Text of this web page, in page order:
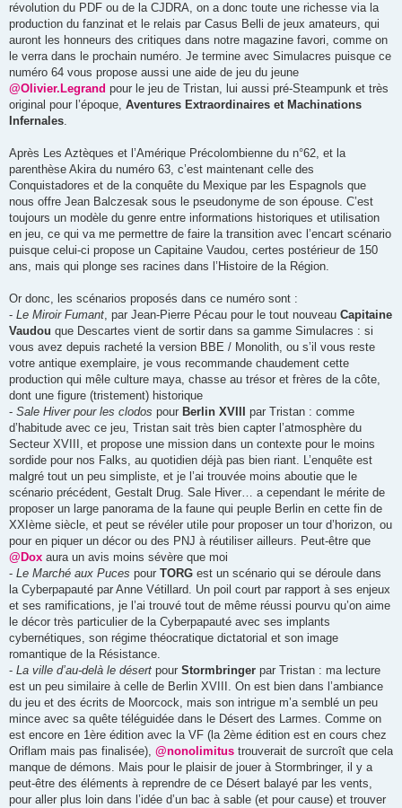
révolution du PDF ou de la CJDRA, on a donc toute une richesse via la
production du fanzinat et le relais par Casus Belli de jeux amateurs, qui
auront les honneurs des critiques dans notre magazine favori, comme on
le verra dans le prochain numéro. Je termine avec Simulacres puisque ce
numéro 64 vous propose aussi une aide de jeu du jeune
@Olivier.Legrand pour le jeu de Tristan, lui aussi pré-Steampunk et très
original pour l’époque, Aventures Extraordinaires et Machinations
Infernales.
Après Les Aztèques et l’Amérique Précolombienne du n°62, et la
parenthèse Akira du numéro 63, c’est maintenant celle des
Conquistadores et de la conquête du Mexique par les Espagnols que
nous offre Jean Balczesak sous le pseudonyme de son épouse. C’est
toujours un modèle du genre entre informations historiques et utilisation
en jeu, ce qui va me permettre de faire la transition avec l’encart scénario
puisque celui-ci propose un Capitaine Vaudou, certes postérieur de 150
ans, mais qui plonge ses racines dans l’Histoire de la Région.
Or donc, les scénarios proposés dans ce numéro sont :
- Le Miroir Fumant, par Jean-Pierre Pécau pour le tout nouveau Capitaine
Vaudou que Descartes vient de sortir dans sa gamme Simulacres : si
vous avez depuis racheté la version BBE / Monolith, ou s’il vous reste
votre antique exemplaire, je vous recommande chaudement cette
production qui mêle culture maya, chasse au trésor et frères de la côte,
dont une figure (tristement) historique
- Sale Hiver pour les clodos pour Berlin XVIII
par Tristan : comme
d’habitude avec ce jeu, Tristan sait très bien capter l’atmosphère du
Secteur XVIII, et propose une mission dans un contexte pour le moins
sordide pour nos Falks, au quotidien déjà pas bien riant. L’enquête est
malgré tout un peu simpliste, et je l’ai trouvée moins aboutie que le
scénario précédent, Gestalt Drug. Sale Hiver… a cependant le mérite de
proposer un large panorama de la faune qui peuple Berlin en cette fin de
XXIème siècle, et peut se révéler utile pour proposer un tour d’horizon, ou
pour en piquer un décor ou des PNJ à réutiliser ailleurs. Peut-être que
@Dox aura un avis moins sévère que moi
- Le Marché aux Puces pour TORG est un scénario qui se déroule dans
la Cyberpapauté par Anne Vétillard. Un poil court par rapport à ses enjeux
et ses ramifications, je l’ai trouvé tout de même réussi pourvu qu’on aime
le décor très particulier de la Cyberpapauté avec ses implants
cybernétiques, son régime théocratique dictatorial et son image
romantique de la Résistance.
- La ville d’au-delà le désert pour Stormbringer par Tristan : ma lecture
est un peu similaire à celle de Berlin XVIII. On est bien dans l’ambiance
du jeu et des écrits de Moorcock, mais son intrigue m’a semblé un peu
mince avec sa quête téléguidée dans le Désert des Larmes. Comme on
est encore en 1ère édition avec la VF (la 2ème édition est en cours chez
Oriflam mais pas finalisée), @nonolimitus trouverait de surcroît que cela
manque de démons. Mais pour le plaisir de jouer à Stormbringer, il y a
peut-être des éléments à reprendre de ce Désert balayé par les vents,
pour aller plus loin dans l’idée d’un bac à sable (et pour cause) et trouver